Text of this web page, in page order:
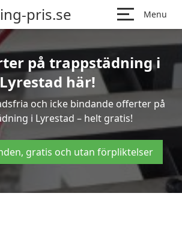
pris.se Menu
på trappstädning i
Lyrestad här!
och icke bindande offerter på
i Lyrestad – helt gratis!
gratis och utan förpliktelser